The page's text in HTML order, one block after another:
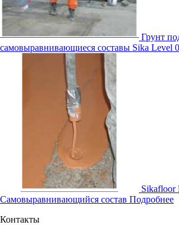
Грунт
самовыравнивающиеся составы Sika Level
Sikafloor
Самовыравнивающийся состав Подробнее
Контакты